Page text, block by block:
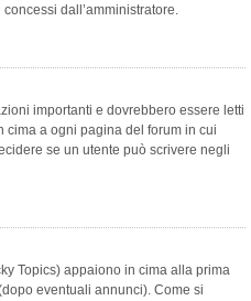
dall’amministratore.
importanti e dovrebbero essere letti
a ogni pagina del forum in cui
se un utente può scrivere negli
Topics) appaiono in cima alla prima
eventuali annunci). Come si